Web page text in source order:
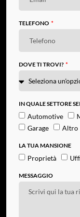
TELEFONO
DOVE TI TROVI?
IN QUALE SETTORE
Automotive
Garage
Altro
LA TUA MANSIONE
Proprietà
MESSAGGIO